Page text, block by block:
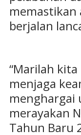
memastikan
berjalan
“Marilah kita
menjaga
menghargai
merayakan
Tahun Baru